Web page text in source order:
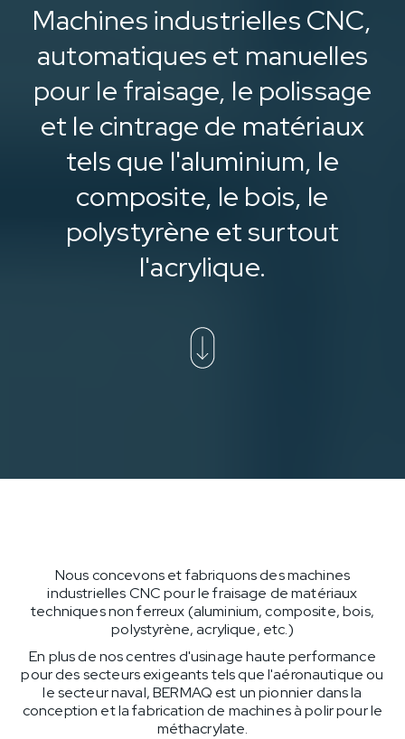
Machines industrielles CNC,
automatiques et manuelles
pour le fraisage, le polissage
et le cintrage de matériaux
tels que l'aluminium, le
composite, le bois, le
polystyrène et surtout
l'acrylique.
Nous concevons et fabriquons des machines
industrielles CNC pour le fraisage de matériaux
techniques non ferreux (aluminium, composite, bois,
polystyrène, acrylique, etc.)
En plus de nos centres d'usinage haute performance
pour des secteurs exigeants tels que l'aéronautique ou
le secteur naval, BERMAQ est un pionnier dans la
conception et la fabrication de machines à polir pour le
méthacrylate.